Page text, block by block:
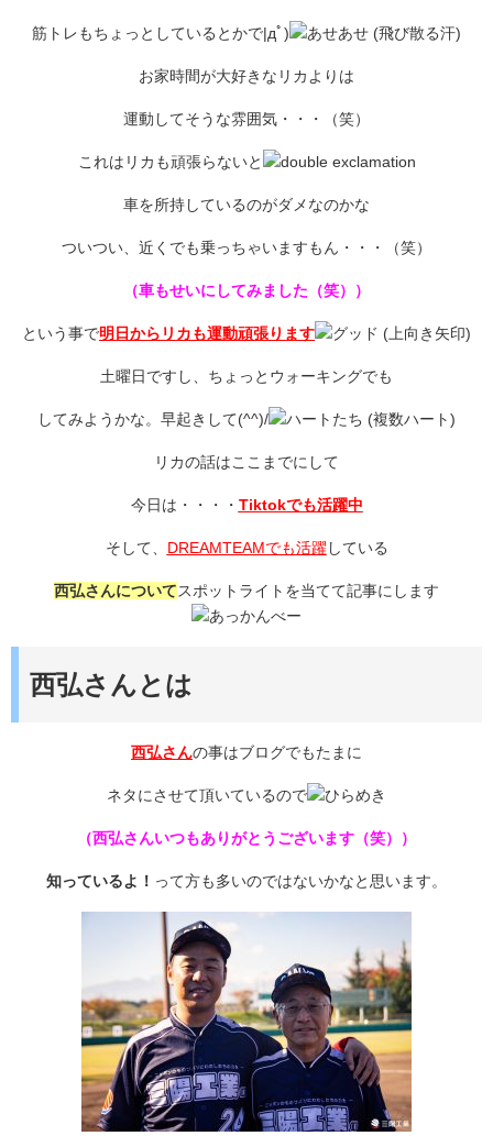
筋トレもちょっとしているとかで|дﾟ)
お家時間が大好きなリカよりは
運動してそうな雰囲気・・・（笑）
これはリカも頑張らないと
車を所持しているのがダメなのかな
ついつい、近くでも乗っちゃいますもん・・・（笑）
（車もせいにしてみました（笑））
という事で明日からリカも運動頑張ります
土曜日ですし、ちょっとウォーキングでも
してみようかな。早起きして(^^)/
リカの話はここまでにして
今日は・・・・ Tiktokでも活躍中
そして、 DREAMTEAMでも活躍している
西弘さんについてスポットライトを当てて記事にします
西弘さんとは
西弘さんの事はブログでもたまに
ネタにさせて頂いているので
（西弘さんいつもありがとうございます（笑））
知っているよ！ って方も多いのではないかなと思います。